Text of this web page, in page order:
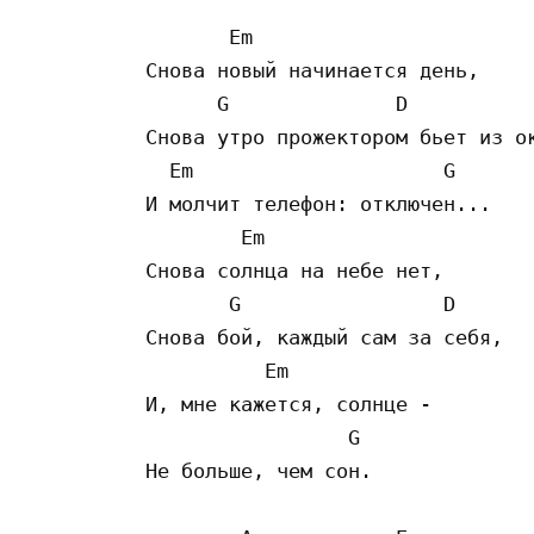
       Em
Снова новый начинается день,
      G              D
Снова утро прожектором бьет из
  Em                     G
И молчит телефон: отключен...
        Em
Снова солнца на небе нет,
       G                 D
Снова бой, каждый сам за себя,
          Em
И, мне кажется, солнце -
                 G
Не больше, чем сон.